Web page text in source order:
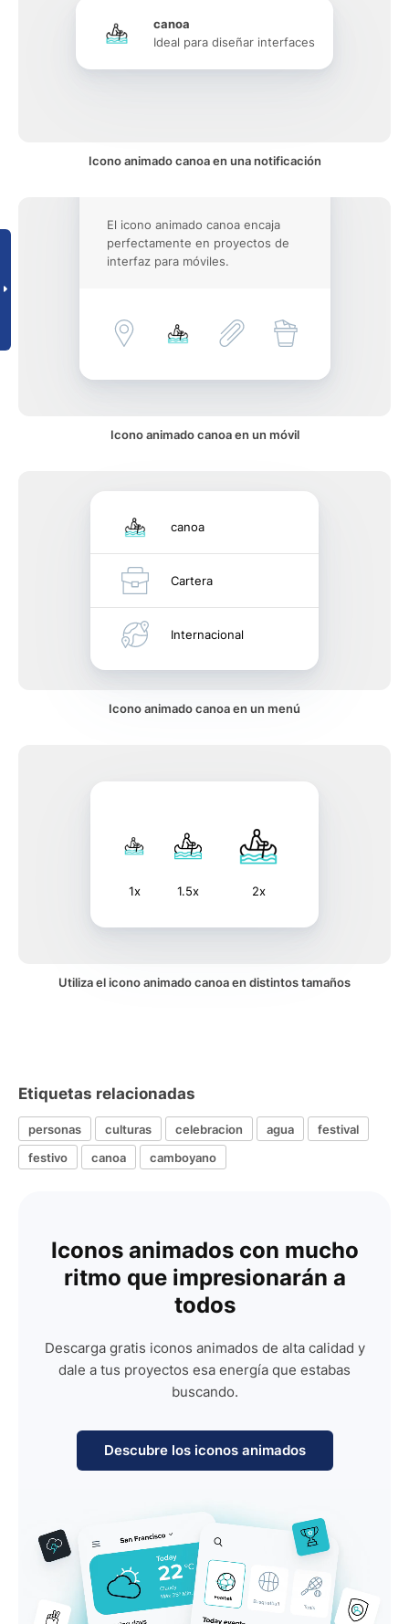
canoa
Ideal para diseñar interfaces
Icono animado canoa en una notificación
El icono animado canoa encaja
perfectamente en proyectos de
interfaz para móviles.
Icono animado canoa en un móvil
canoa
Cartera
Internacional
Icono animado canoa en un menú
1x 1.5x 2x
Utiliza el icono animado canoa en distintos tamaños
Etiquetas relacionadas
personas culturas celebracion agua
festival
festivo
canoa camboyano
Iconos animados con mucho
ritmo que impresionarán a
todos
Descarga gratis iconos animados de alta calidad y
dale a tus proyectos esa energía que estabas
buscando.
Descubre los iconos animados